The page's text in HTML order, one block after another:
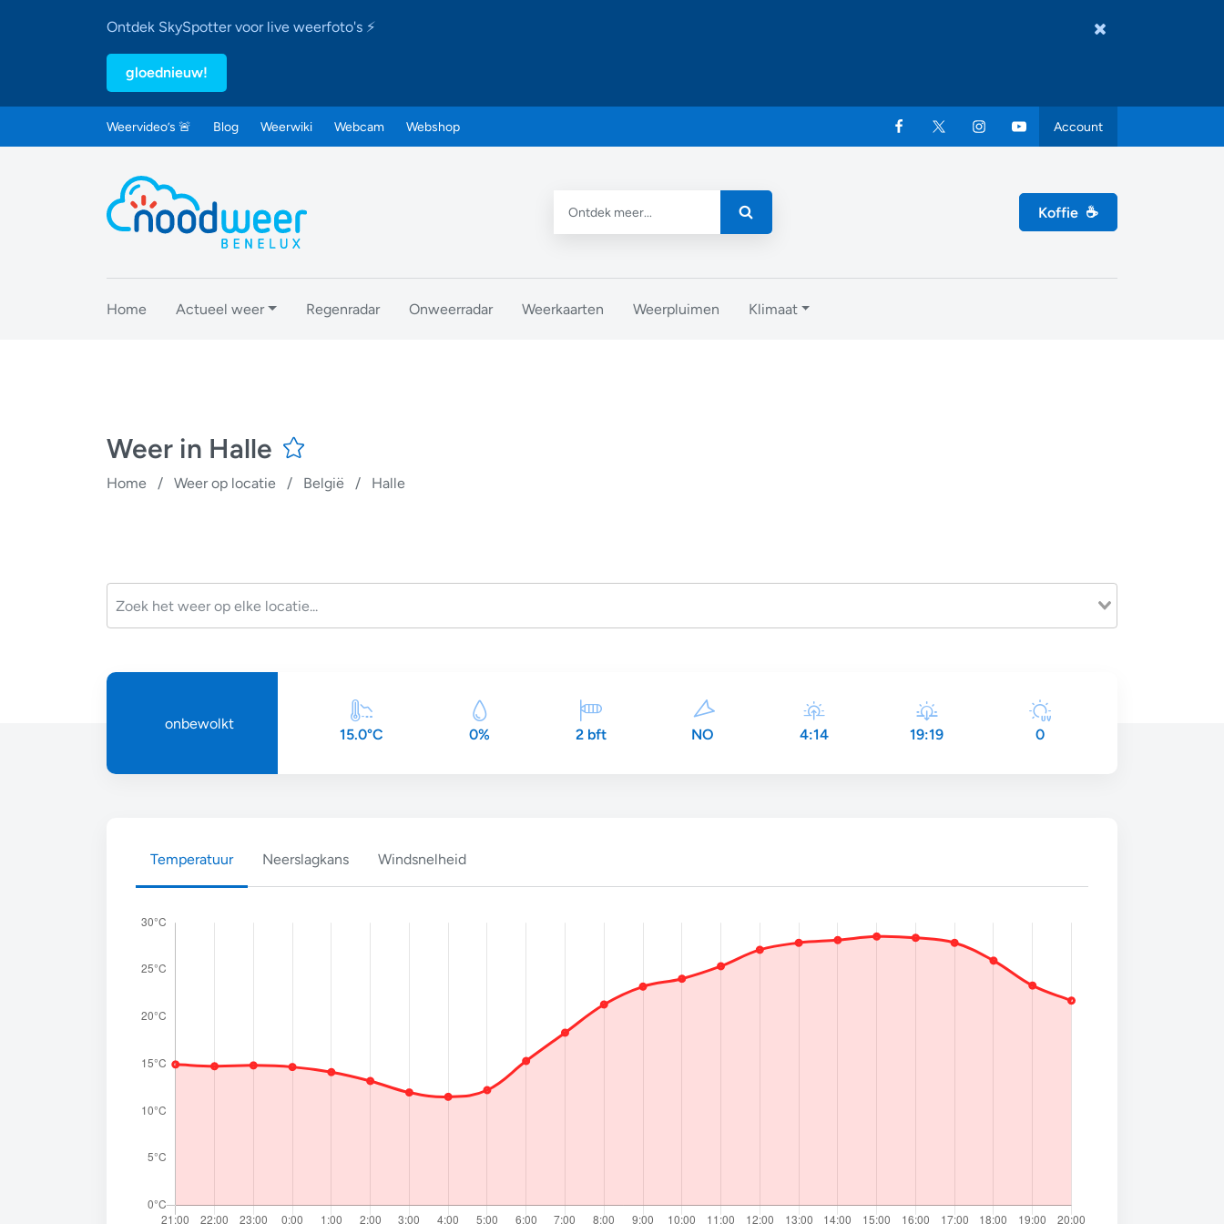
Ontdek SkySpotter voor live weerfoto's ⚡
gloednieuw!
Weervideo’s 🚨 Blog Weerwiki Webcam Webshop Account
Koffie ☕
Home Actueel weer Regenradar Onweerradar Weerkaarten Weerpluimen Klimaat
Weer in Halle
Home / Weer op locatie / België / Halle
onbewolkt
15.0°C 0% 2 bft NO 4:14 19:19 0
Temperatuur Neerslagkans Windsnelheid